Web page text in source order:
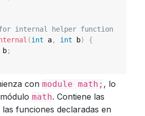
internal helper function
(int a, int b)
{
b;
con module math; , lo
math. Contiene las
funciones declaradas en